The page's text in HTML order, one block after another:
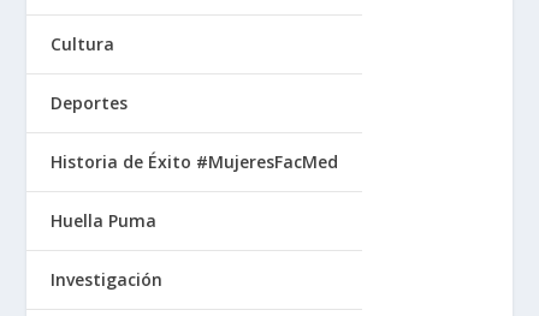
Cultura
Deportes
Historia de Éxito #MujeresFacMed
Huella Puma
Investigación